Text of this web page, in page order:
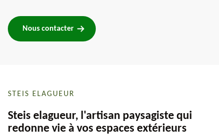
Nous contacter
STEIS ELAGUEUR
Steis elagueur, l'artisan paysagiste qui
redonne vie à vos espaces extérieurs